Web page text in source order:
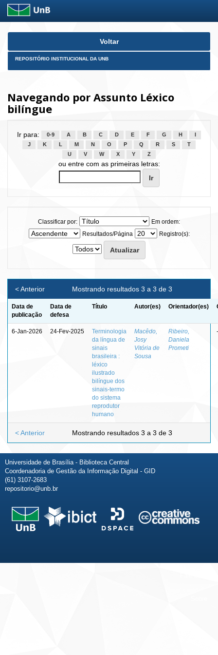
Skip
Voltar
REPOSITÓRIO INSTITUCIONAL DA UNB
Navegando por Assunto Léxico
bilíngue
Ir para: 0-9 A B C D E F G H
J
K L M N O P Q R S
T
U
V W X Y Z
ou entre com as primeiras letras:
Classificar por:
Em ordem:
Resultados/Página
Registro(s):
Mostrando resultados 3 a 3 de 3
< Anterior
Data de
publicação
Data de
defesa
Título Autor(es) Orientador(es)
6-Jan-2026 24-Fev-2025
Terminologia
da língua de
sinais
brasileira :
léxico
ilustrado
bilíngue dos
sinais-termo
do sistema
reprodutor
humano
Macêdo,
Josy
Vitória de
Sousa
Ribeiro,
Daniela
Prometi
-
Mostrando resultados 3 a 3 de 3
< Anterior
Universidade de Brasília - Biblioteca Central
Coordenadoria de Gestão da Informação Digital - GID
(61) 3107-2683
repositorio@unb.br